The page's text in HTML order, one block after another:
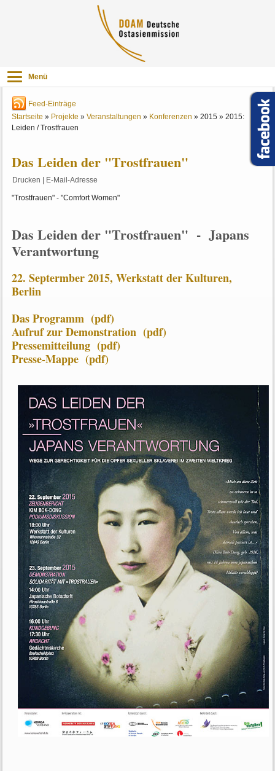
Menü
Feed-Einträge
Startseite » Projekte »Veranstaltungen » Konferenzen »2015 »2015:
Leiden / Trostfrauen
Das Leiden der "Trostfrauen"
Drucken E-Mail-Adresse
"Trostfrauen" - "Comfort Women"
Das Leiden der "Trostfrauen" - Japans
Verantwortung
22. Septermber 2015, Werkstatt der Kulturen,
Berlin
Das Programm (pdf)
Aufruf zur Demonstration (pdf)
Pressemitteilung (pdf)
Presse-Mappe (pdf)